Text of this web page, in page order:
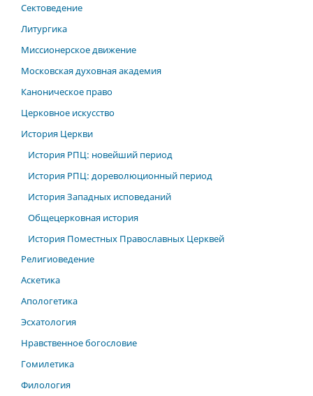
Сектоведение
Литургика
Миссионерское движение
Московская духовная академия
Каноническое право
Церковное искусство
История Церкви
История РПЦ: новейший период
История РПЦ: дореволюционный период
История Западных исповеданий
Общецерковная история
История Поместных Православных Церквей
Религиоведение
Аскетика
Апологетика
Эсхатология
Нравственное богословие
Гомилетика
Филология